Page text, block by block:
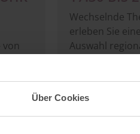
Über Cookies
von
Wechselnde
erleben Sie
Auswahl
Köstlichkeiten,
zubereitet
aufeinander